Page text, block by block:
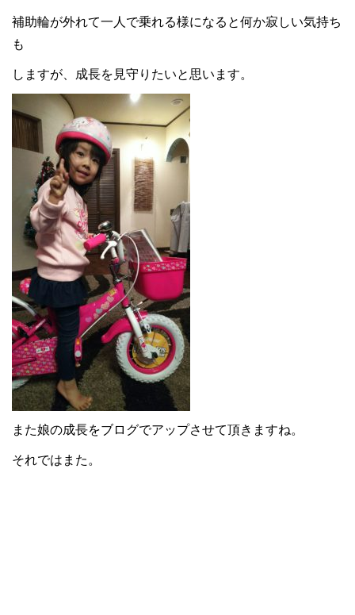
補助輪が外れて一人で乗れる様になると何か寂しい気持ち
も
しますが、成長を見守りたいと思います。
また娘の成長をブログでアップさせて頂きますね。
それではまた。